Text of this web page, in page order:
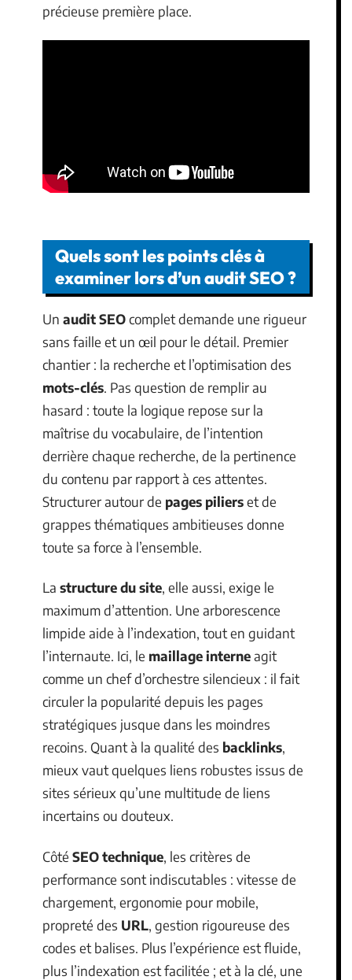
précieuse première place.
Quels sont les points clés à
examiner lors d’un audit SEO ?
Un audit SEOcomplet demande une rigueur
sans faille et un œil pour le détail. Premier
chantier : la recherche et l’optimisation des
mots-clés. Pas question de remplir au
hasard : toute la logique repose sur la
maîtrise du vocabulaire, de l’intention
derrière chaque recherche, de la pertinence
du contenu par rapport à ces attentes.
Structurer autour de pages pilierset de
grappes thématiques ambitieuses donne
toute sa force à l’ensemble.
La structure du site, elle aussi, exige le
maximum d’attention. Une arborescence
limpide aide à l’indexation, tout en guidant
l’internaute. Ici, le maillage interneagit
comme un chef d’orchestre silencieux : il fait
circuler la popularité depuis les pages
stratégiques jusque dans les moindres
recoins. Quant à la qualité des backlinks,
mieux vaut quelques liens robustes issus de
sites sérieux qu’une multitude de liens
incertains ou douteux.
Côté SEO technique, les critères de
performance sont indiscutables : vitesse de
chargement, ergonomie pour mobile,
propreté des URL, gestion rigoureuse des
codes et balises. Plus l’expérience est fluide,
plus l’indexation est facilitée ; et à la clé, une